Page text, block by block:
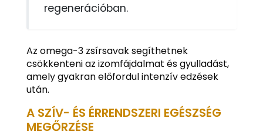
regenerációban.
Az omega-3 zsírsavak segíthetnek
csökkenteni az izomfájdalmat és gyulladást,
amely gyakran előfordul intenzív edzések
után.
A SZÍV- ÉS ÉRRENDSZERI EGÉSZSÉG
MEGŐRZÉSE